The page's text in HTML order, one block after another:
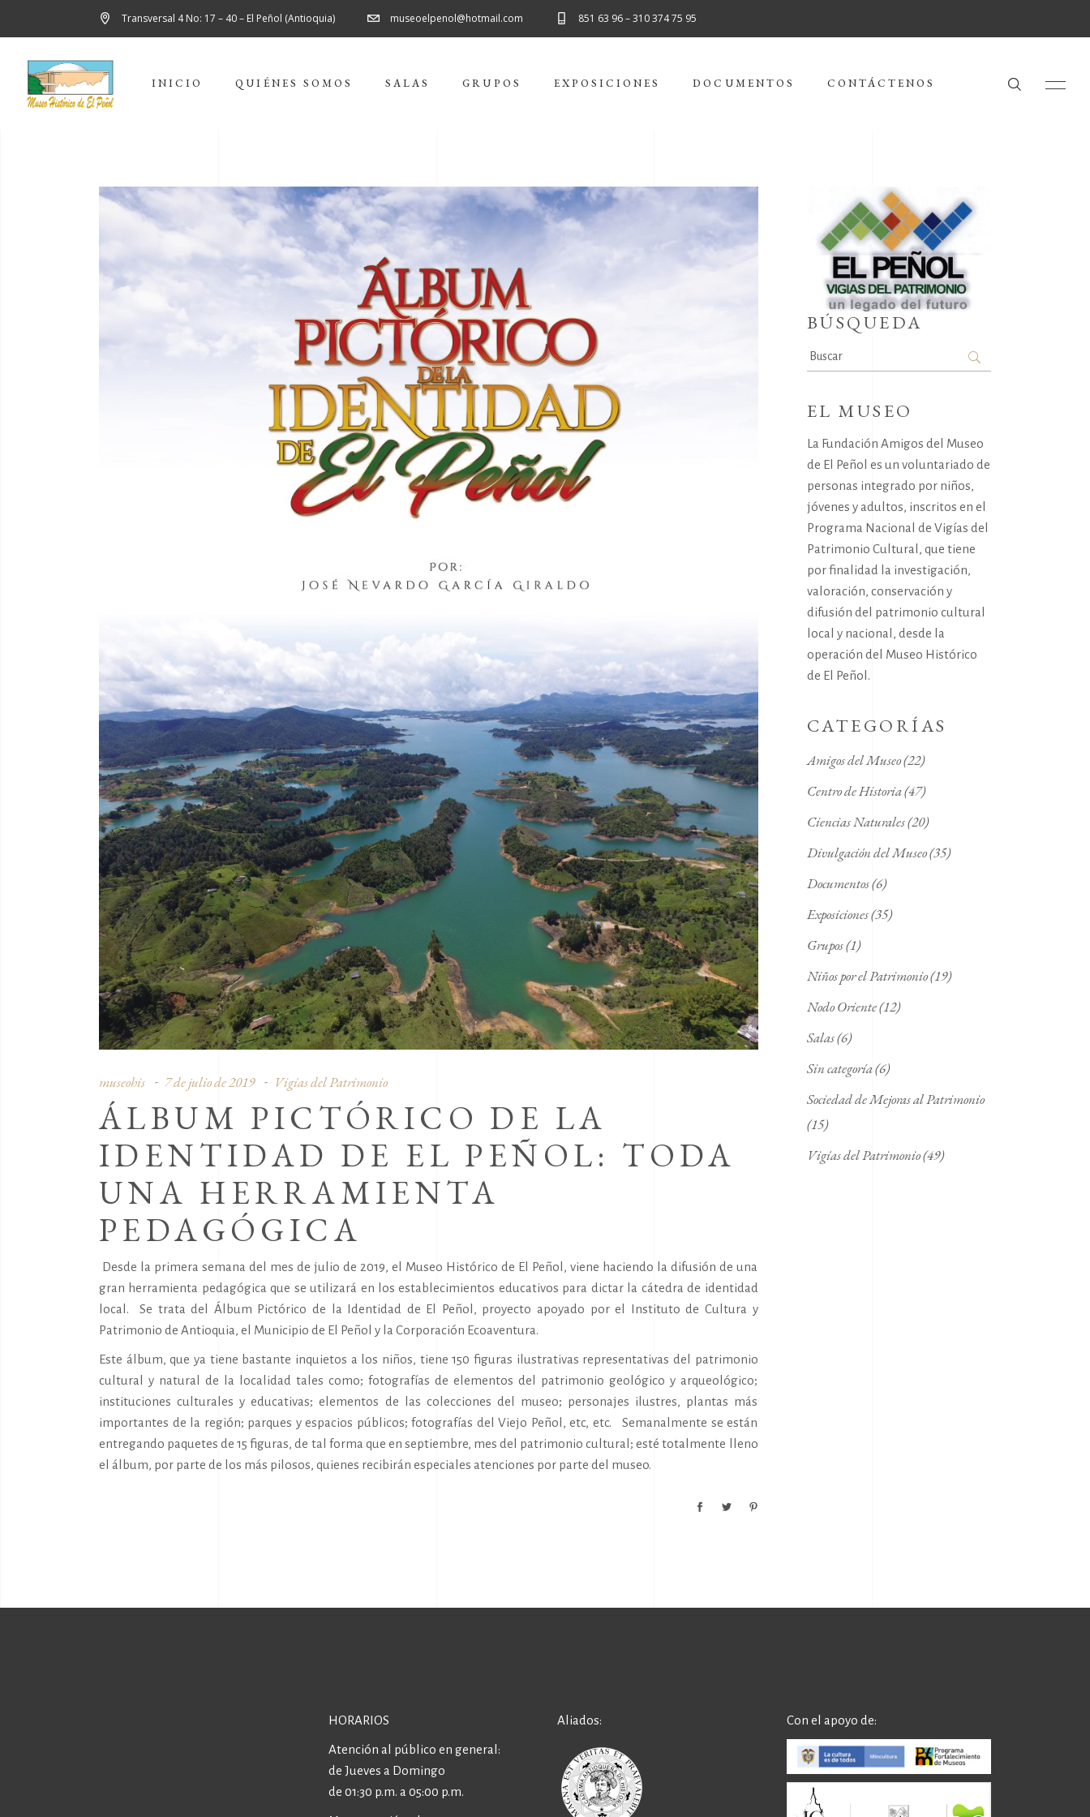
Transversal 4 No: 17 – 40 – El Peñol (Antioquia) museoelpenol@hotmail.com 851 63 96 – 310 374 75 95
INICIO QUIÉNES SOMOS SALAS GRUPOS EXPOSICIONES DOCUMENTOS CONTÁCTENOS
museohis 7 de julio de 2019 Vigías del Patrimonio
ÁLBUM PICTÓRICO DE LA
IDENTIDAD DE EL PEÑOL: TODA
UNA HERRAMIENTA
PEDAGÓGICA
Desde la primera semana del mes de julio de 2019, el Museo Histórico de El Peñol, viene haciendo la difusión de una
gran herramienta pedagógica que se utilizará en los establecimientos educativos para dictar la cátedra de identidad
local. Se trata del Álbum Pictórico de la Identidad de El Peñol, proyecto apoyado por el Instituto de Cultura y
Patrimonio de Antioquia, el Municipio de El Peñol y la Corporación Ecoaventura.
Este álbum, que ya tiene bastante inquietos a los niños, tiene 150 figuras ilustrativas representativas del patrimonio
cultural y natural de la localidad tales como; fotografías de elementos del patrimonio geológico y arqueológico;
instituciones culturales y educativas; elementos de las colecciones del museo; personajes ilustres, plantas más
importantes de la región; parques y espacios públicos; fotografías del Viejo Peñol, etc, etc. Semanalmente se están
entregando paquetes de 15 figuras, de tal forma que en septiembre, mes del patrimonio cultural; esté totalmente lleno
el álbum, por parte de los más pilosos, quienes recibirán especiales atenciones por parte del museo.
BÚSQUEDA
Search
for:
EL MUSEO
La Fundación Amigos del Museo
de El Peñol es un voluntariado de
personas integrado por niños,
jóvenes y adultos, inscritos en el
Programa Nacional de Vigías del
Patrimonio Cultural, que tiene
por finalidad la investigación,
valoración, conservación y
difusión del patrimonio cultural
local y nacional, desde la
operación del Museo Histórico
de El Peñol.
CATEGORÍAS
Amigos del Museo(22)
Centro de Historia(47)
Ciencias Naturales(20)
Divulgación del Museo(35)
Documentos(6)
Exposiciones(35)
Grupos(1)
Niños por el Patrimonio(19)
Nodo Oriente(12)
Salas(6)
Sin categoría(6)
Sociedad de Mejoras al Patrimonio
(15)
Vigías del Patrimonio(49)
HORARIOS
Atención al público en general:
de Jueves a Domingo
de 01:30 p.m. a 05:00 p.m.
Aliados: Con el apoyo de: